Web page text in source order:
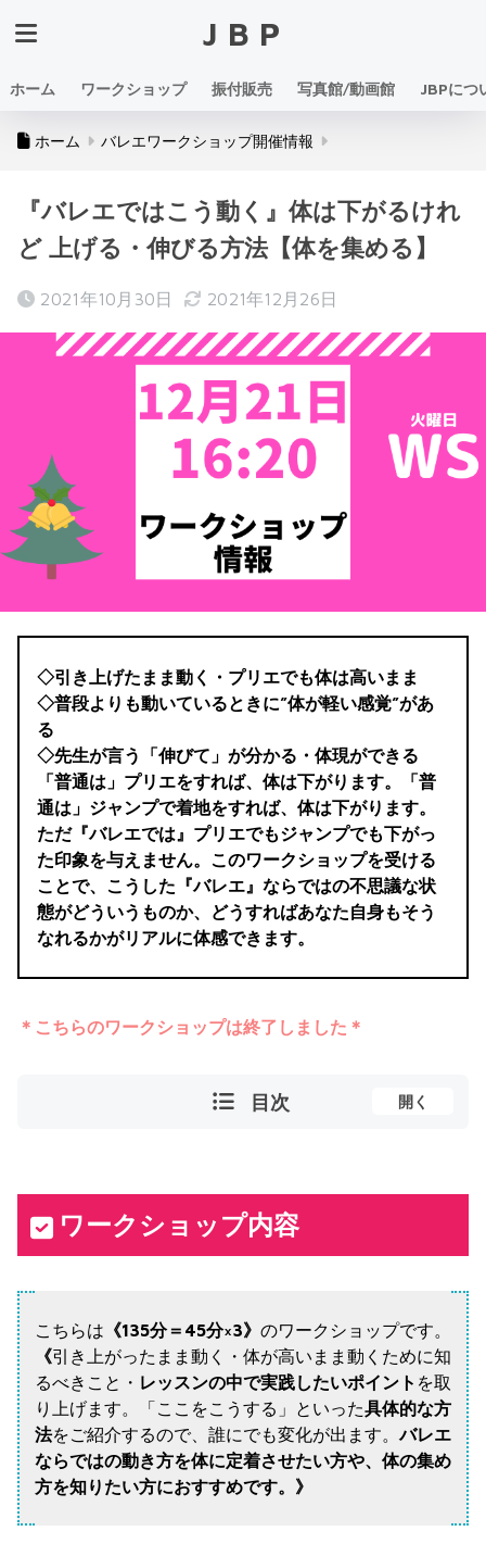
JBP
ホーム ワークショップ 振付販売 写真館/動画館 JBPにつ
ホーム バレエワークショップ開催情報
『バレエではこう動く』体は下がるけれ
ど 上げる・伸びる方法【体を集める】
2021年10月30日 2021年12月26日
◇引き上げたまま動く・プリエでも体は高いまま
◇普段よりも動いているときに”体が軽い感覚”があ
る
◇先生が言う「伸びて」が分かる・体現ができる
「普通は」プリエをすれば、体は下がります。「普
通は」ジャンプで着地をすれば、体は下がります。
ただ『バレエでは』プリエでもジャンプでも下がっ
た印象を与えません。このワークショップを受ける
ことで、こうした『バレエ』ならではの不思議な状
態がどういうものか、どうすればあなた自身もそう
なれるかがリアルに体感できます。
＊こちらのワークショップは終了しました＊
目次 開く
ワークショップ内容
こちらは 《135分＝45分×3》 のワークショップです。
《引き上がったまま動く・体が高いまま動くために知
るべきこと・ レッスンの中で実践したいポイント を取
り上げます。「ここをこうする」といった具体的な方
法をご紹介するので、誰にでも変化が出ます。 バレエ
ならではの動き方を体に定着させたい方や、体の集め
方を知りたい方におすすめです。》